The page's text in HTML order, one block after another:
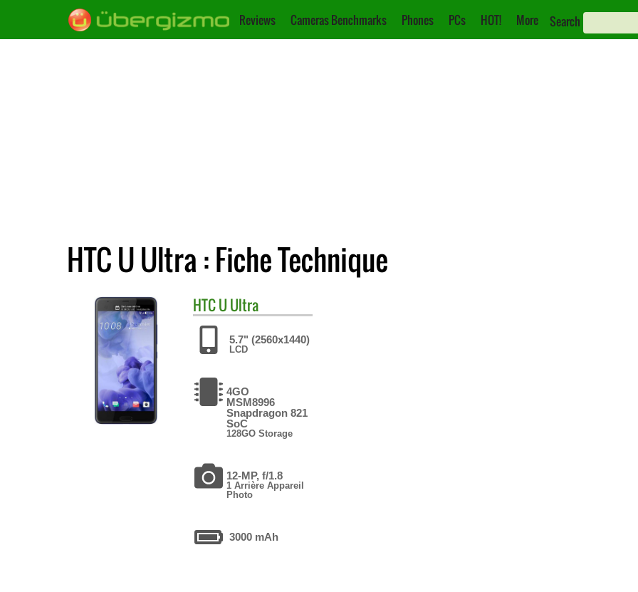
Reviews Cameras Benchmarks Phones PCs HOT! More Search
HTC U Ultra : Fiche Technique
HTCU Ultra
5.7" (2560x1440)
LCD
4GO
MSM8996
Snapdragon 821
SoC
128GO Storage
12-MP, f/1.8
1 Arrière Appareil
Photo
3000 mAh